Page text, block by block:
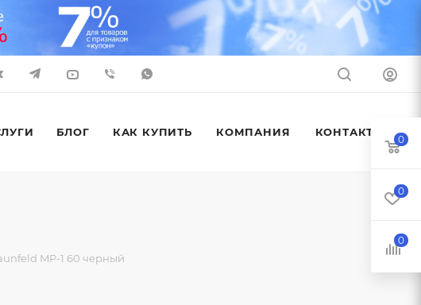
БЛОГ КАК КУПИТЬ КОМПАНИЯ КОНТАКТЫ
MP-1 60 черный
0
0
0